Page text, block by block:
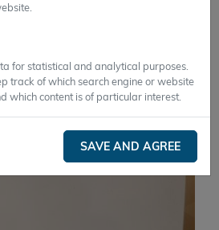
for statistical and analytical purposes.
track of which search engine or website
which content is of particular interest.
SAVE AND AGREE
nachhaltige
BioNTech-Impfstoff